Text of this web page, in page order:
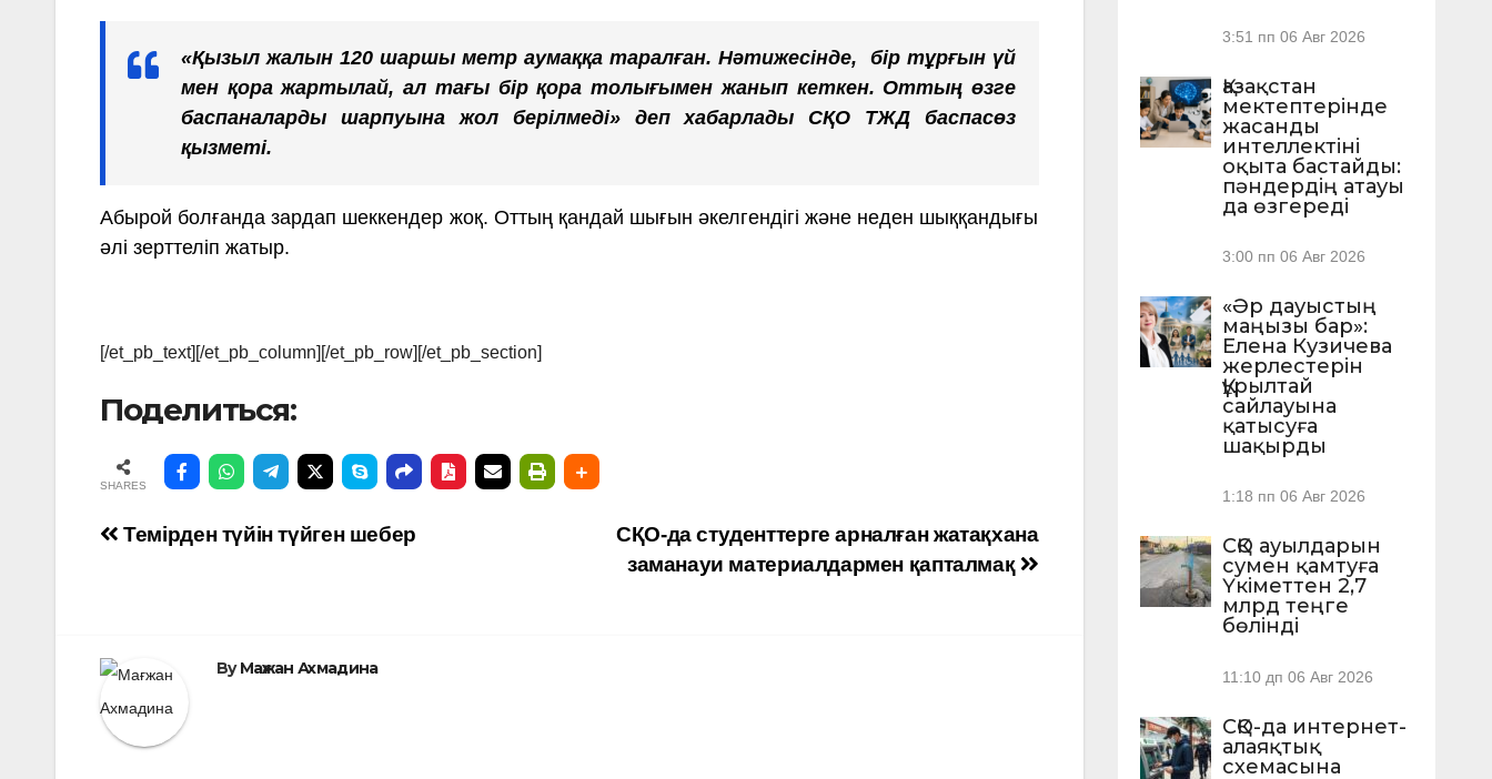
«Қызыл жалын 120 шаршы метр аумаққа таралған. Нәтижесінде, бір тұрғын үй
мен қора жартылай, ал тағы бір қора толығымен жанып кеткен. Оттың өзге
баспаналарды шарпуына жол берілмеді» деп хабарлады СҚО ТЖД баспасөз
қызметі.
Абырой болғанда зардап шеккендер жоқ. Оттың қандай шығын әкелгендігі және неден шыққандығы
әлі зерттеліп жатыр.
[/et_pb_text][/et_pb_column][/et_pb_row][/et_pb_section]
Поделиться:
SHARES
Навигация
СҚО-да студенттерге арналған жатақхана
заманауи материалдармен қапталмақ
Темірден түйін түйген шебер
ByМағжан Ахмадина
3:51 пп 06 Авг 2026
Қазақстан
мектептерінде
жасанды
интеллектіні
оқыта бастайды:
пәндердің атауы
да өзгереді
3:00 пп 06 Авг 2026
«Әр дауыстың
маңызы бар»:
Елена Кузичева
жерлестерін
Құрылтай
сайлауына
қатысуға
шақырды
1:18 пп 06 Авг 2026
СҚО ауылдарын
сумен қамтуға
Үкіметтен 2,7
млрд теңге
бөлінді
11:10 дп 06 Авг 2026
СҚО-да интернет-
алаяқтық
схемасына